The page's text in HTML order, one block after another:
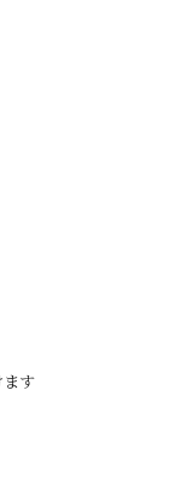
す